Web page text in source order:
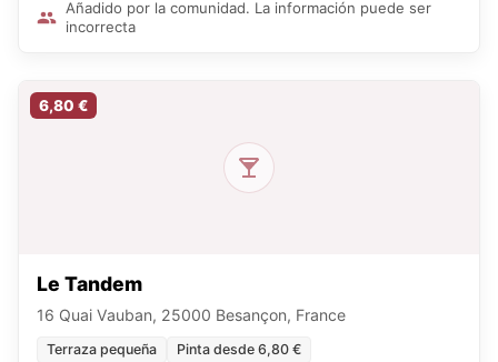
Añadido por la comunidad. La información puede ser
incorrecta
6,80 €
Le Tandem
16 Quai Vauban, 25000 Besançon, France
Terraza pequeña Pinta desde 6,80 €